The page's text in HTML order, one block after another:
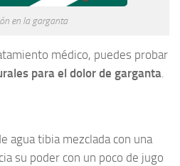
en la garganta
médico, puedes probar
para el dolor de garganta.
agua tibia mezclada con una
su poder con un poco de jugo